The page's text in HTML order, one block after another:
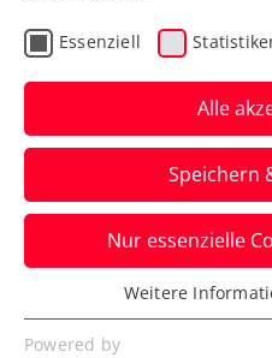
Red Bull
führt Line-
Deutschlands
beim Tiebreak-
Erste Bank Open in
Verfasst von:
Essenziell
Alle
Speichern
Nur essenzielle
Essenziell
Essenzielle Cookies werden
Weitere
Powered by